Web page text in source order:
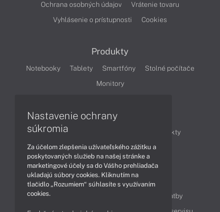
Ochrana osobných údajov
Vrátenie tovaru
Vyhlásenie o prístupnosti
Cookies
Produkty
Notebooky Tablety Smartfóny
Stolné počítače
Monitory
Články
Obchodné informácie
Produkty
Technológie
Videá
Obsah
Ako nakupovať
Možnosti doručenia a platby
Nastavenie ochrany
súkromia
Za účelom zlepšenia užívateľského zážitku a
poskytovaných služieb na našej stránke a
marketingové účely sa do Vášho prehliadača
ukladajú súbory cookies. Kliknutím na
tlačidlo „Rozumiem“ súhlasíte s využívaním
cookies.